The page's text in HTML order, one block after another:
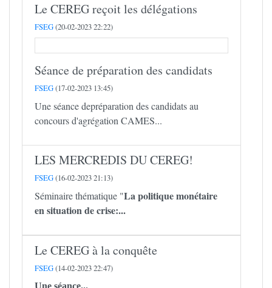
Le CEREG reçoit les délégations
FSEG(20-02-2023 22:22)
Séance de préparation des candidats
FSEG(17-02-2023 13:45)
Une séance depréparation des candidats au
concours d'agrégation CAMES...
LES MERCREDIS DU CEREG!
FSEG(16-02-2023 21:13)
Séminaire thématique "La politique monétaire
en situation de crise:...
Le CEREG à la conquête
FSEG(14-02-2023 22:47)